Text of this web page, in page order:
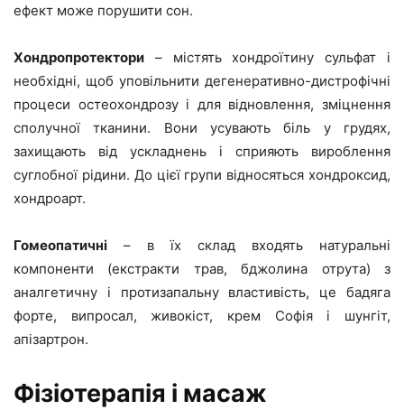
ефект може порушити сон.
Хондропротектори – містять хондроїтину сульфат і
необхідні, щоб уповільнити дегенеративно-дистрофічні
процеси остеохондрозу і для відновлення, зміцнення
сполучної тканини. Вони усувають біль у грудях,
захищають від ускладнень і сприяють вироблення
суглобної рідини. До цієї групи відносяться хондроксид,
хондроарт.
Гомеопатичні – в їх склад входять натуральні
компоненти (екстракти трав, бджолина отрута) з
аналгетичну і протизапальну властивість, це бадяга
форте, випросал, живокіст, крем Софія і шунгіт,
апізартрон.
Фізіотерапія і масаж